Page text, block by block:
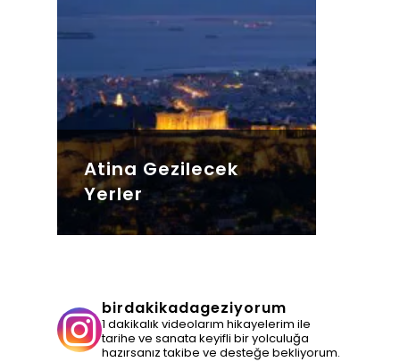
Atina Gezilecek
Yerler
birdakikadageziyorum
1 dakikalık videolarım hikayelerim ile
tarihe ve sanata keyifli bir yolculuğa
hazırsanız takibe ve desteğe bekliyorum.